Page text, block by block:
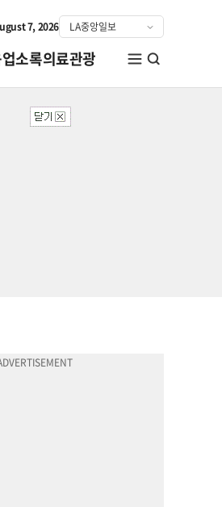
7, 2026
업소록의료관광